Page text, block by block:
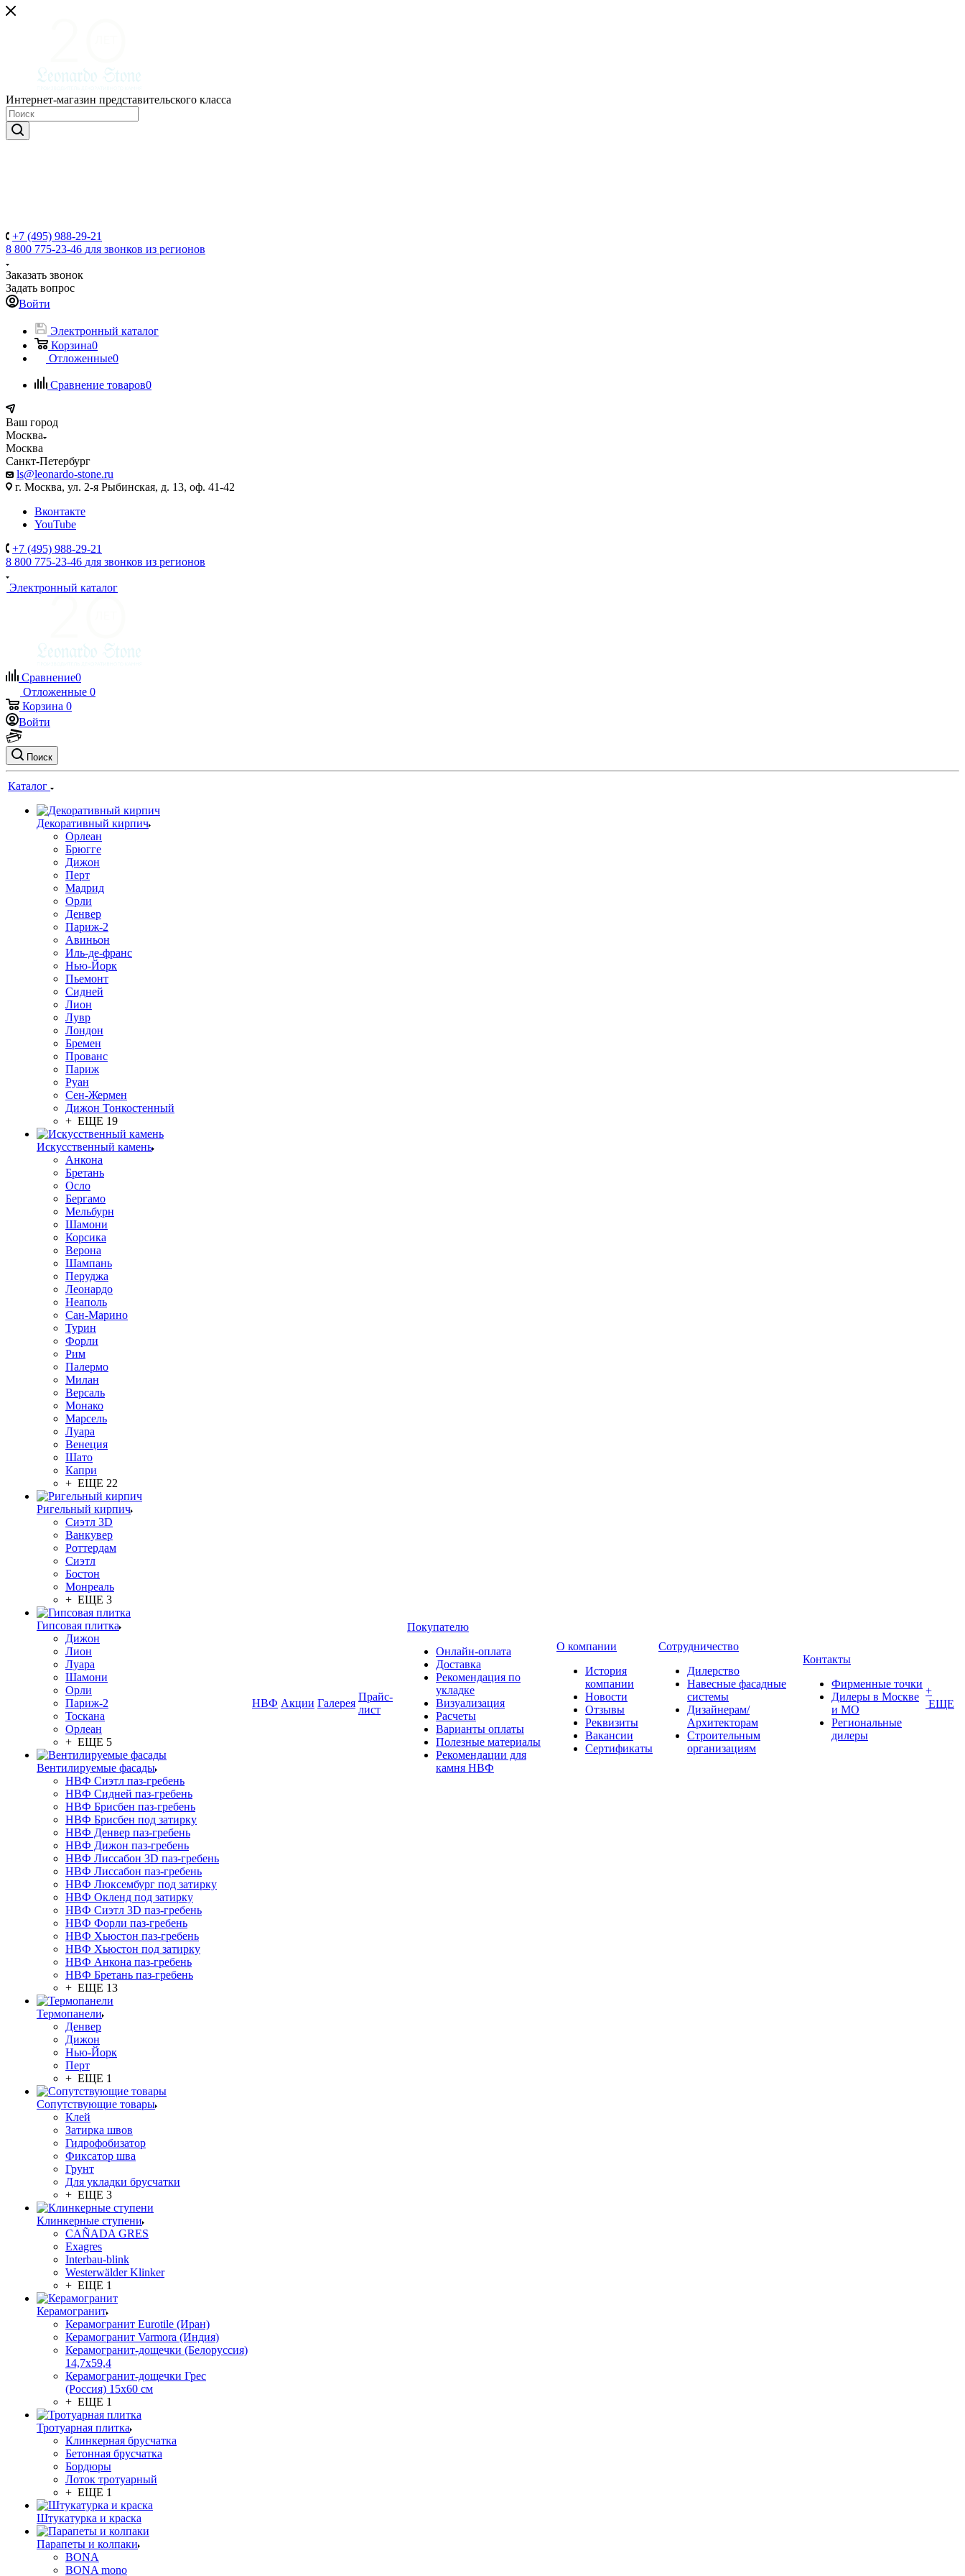
Интернет-магазин представительского класса
+7 (495) 988-29-21
8 800 775-23-46 для звонков из регионов
Заказать звонок
Задать вопрос
Войти
Электронный каталог
Корзина0
Отложенные0
Сравнение товаров0
Ваш город
Москва
Москва
Санкт-Петербург
ls@leonardo-stone.ru
г. Москва, ул. 2-я Рыбинская, д. 13, оф. 41-42
Вконтакте
YouTube
+7 (495) 988-29-21
8 800 775-23-46 для звонков из регионов
Электронный каталог
Сравнение0
Отложенные 0
Корзина 0
Войти
Поиск
Каталог
Декоративный кирпич
Орлеан
Брюгге
Дижон
Перт
Мадрид
Орли
Денвер
Париж-2
Авиньон
Иль-де-франс
Нью-Йорк
Пьемонт
Сидней
Лион
Лувр
Лондон
Бремен
Прованс
Париж
Руан
Сен-Жермен
Дижон Тонкостенный
+ ЕЩЕ 19
Искусственный камень
Анкона
Бретань
Осло
Бергамо
Мельбурн
Шамони
Корсика
Верона
Шампань
Перуджа
Леонардо
Неаполь
Сан-Марино
Турин
Форли
Рим
Палермо
Милан
Версаль
Монако
Марсель
Луара
Венеция
Шато
Капри
+ ЕЩЕ 22
Ригельный кирпич
Сиэтл 3D
Ванкувер
Роттердам
Сиэтл
Бостон
Монреаль
+ ЕЩЕ 3
Гипсовая плитка
Дижон
Лион
Луара
Шамони
Орли
Париж-2
Тоскана
Орлеан
+ ЕЩЕ 5
Вентилируемые фасады
НВФ Сиэтл паз-гребень
НВФ Сидней паз-гребень
НВФ Брисбен паз-гребень
НВФ Брисбен под затирку
НВФ Денвер паз-гребень
НВФ Дижон паз-гребень
НВФ Лиссабон 3D паз-гребень
НВФ Лиссабон паз-гребень
НВФ Люксембург под затирку
НВФ Окленд под затирку
НВФ Сиэтл 3D паз-гребень
НВФ Форли паз-гребень
НВФ Хьюстон паз-гребень
НВФ Хьюстон под затирку
НВФ Анкона паз-гребень
НВФ Бретань паз-гребень
+ ЕЩЕ 13
Термопанели
Денвер
Дижон
Нью-Йорк
Перт
+ ЕЩЕ 1
Сопутствующие товары
Клей
Затирка швов
Гидрофобизатор
Фиксатор шва
Грунт
Для укладки брусчатки
+ ЕЩЕ 3
Клинкерные ступени
CAÑADA GRES
Exagres
Interbau-blink
Westerwälder Klinker
+ ЕЩЕ 1
Керамогранит
Керамогранит Eurotile (Иран)
Керамогранит Varmora (Индия)
Керамогранит-дощечки (Белоруссия)
14,7x59,4
Керамогранит-дощечки Грес
(Россия) 15х60 см
+ ЕЩЕ 1
Тротуарная плитка
Клинкерная брусчатка
Бетонная брусчатка
Бордюры
Лоток тротуарный
+ ЕЩЕ 1
Штукатурка и краска
Парапеты и колпаки
BONA
BONA mono
НВФ Акции Галерея
Прайс-
лист
Покупателю
Онлайн-оплата
Доставка
Рекомендация по
укладке
Визуализация
Расчеты
Варианты оплаты
Полезные материалы
Рекомендации для
камня НВФ
О компании
История
компании
Новости
Отзывы
Реквизиты
Вакансии
Сертификаты
Сотрудничество
Дилерство
Навесные фасадные
системы
Дизайнерам/
Архитекторам
Строительным
организациям
Контакты
Фирменные точки
Дилеры в Москве
и МО
Региональные
дилеры
+
ЕЩЕ